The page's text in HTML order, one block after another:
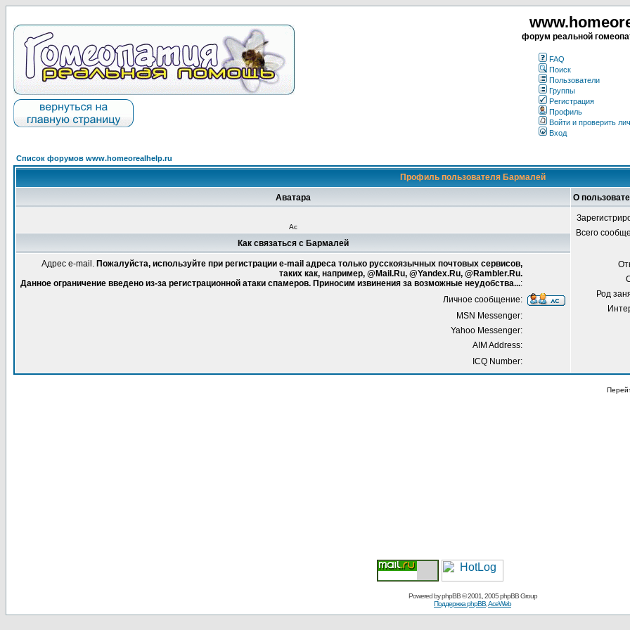
форум реальной
FAQ
Поиск
Пользователи
Группы
Регистрация
Профиль
Войти и проверить
Вход
Список форумов www.homeorealhelp.ru
Профиль пользователя Бармалей
Аватара О
Ас
Всего
Род
Как связаться с Бармалей
Адрес e-mail. Пожалуйста, используйте при регистрации e-mail адреса только русскоязычных почтовых сервисов,
таких как, например, @Mail.Ru, @Yandex.Ru, @Rambler.Ru.
Данное ограничение введено из-за регистрационной атаки спамеров. Приносим извинения за возможные неудобства...:
Личное сообщение:
MSN Messenger:
Yahoo Messenger:
AIM Address:
ICQ Number:
Powered byphpBB© 2001, 2005 phpBB Group
Поддержка phpBB AceWeb